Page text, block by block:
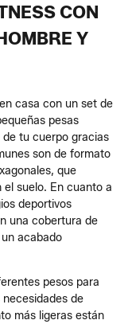
CON
Y
casa con un set de
pesas
tu cuerpo gracias
son de formato
que
suelo. En cuanto a
deportivos
una cobertura de
acabado
pesos para
de
más ligeras están